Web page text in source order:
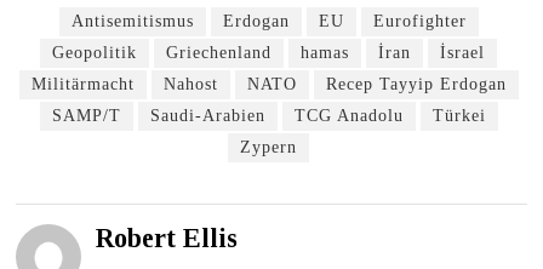
Antisemitismus Erdogan EU
Eurofighter
Geopolitik
Griechenland hamas İran
İsrael
Militärmacht
Nahost NATO
Recep Tayyip Erdogan
SAMP/T
Saudi-Arabien TCG Anadolu
Türkei
Zypern
Robert Ellis